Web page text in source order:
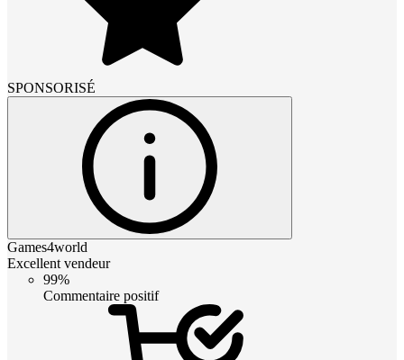
SPONSORISÉ
Games4world
Excellent vendeur
99%
Commentaire positif